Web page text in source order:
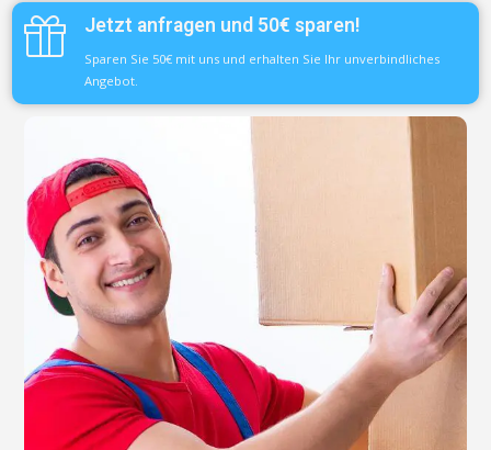
Jetzt anfragen und 50€ sparen!
Sparen Sie 50€ mit uns und erhalten Sie Ihr unverbindliches
Angebot.